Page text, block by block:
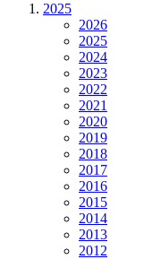
2025
2026
2025
2024
2023
2022
2021
2020
2019
2018
2017
2016
2015
2014
2013
2012